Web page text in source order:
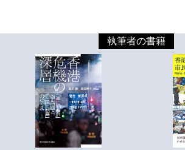
執筆者の書籍